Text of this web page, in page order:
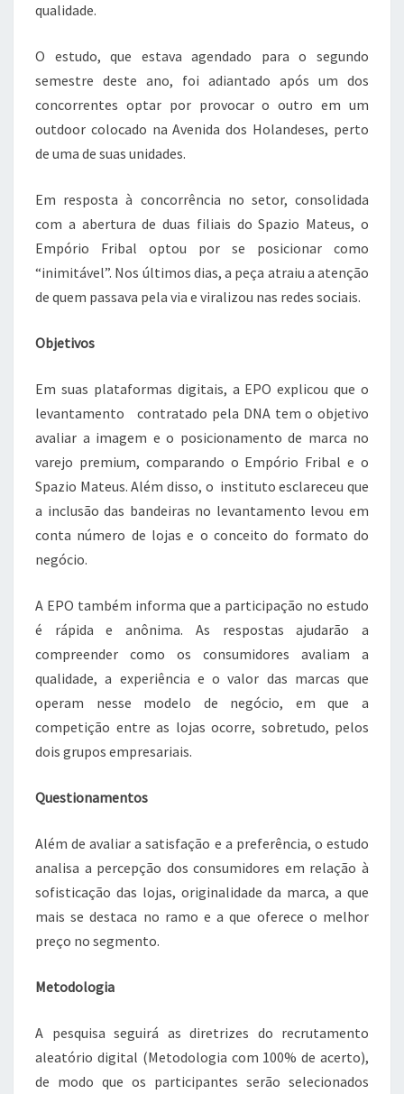
qualidade.
O estudo, que estava agendado para o segundo
semestre deste ano, foi adiantado após um dos
concorrentes optar por provocar o outro em um
outdoor colocado na Avenida dos Holandeses, perto
de uma de suas unidades.
Em resposta à concorrência no setor, consolidada
com a abertura de duas filiais do Spazio Mateus, o
Empório Fribal optou por se posicionar como
“inimitável”. Nos últimos dias, a peça atraiu a atenção
de quem passava pela via e viralizou nas redes sociais.
Objetivos
Em suas plataformas digitais, a EPO explicou que o
levantamento contratado pela DNA tem o objetivo
avaliar a imagem e o posicionamento de marca no
varejo premium, comparando o Empório Fribal e o
Spazio Mateus. Além disso, o instituto esclareceu que
a inclusão das bandeiras no levantamento levou em
conta número de lojas e o conceito do formato do
negócio.
A EPO também informa que a participação no estudo
é rápida e anônima. As respostas ajudarão a
compreender como os consumidores avaliam a
qualidade, a experiência e o valor das marcas que
operam nesse modelo de negócio, em que a
competição entre as lojas ocorre, sobretudo, pelos
dois grupos empresariais.
Questionamentos
Além de avaliar a satisfação e a preferência, o estudo
analisa a percepção dos consumidores em relação à
sofisticação das lojas, originalidade da marca, a que
mais se destaca no ramo e a que oferece o melhor
preço no segmento.
Metodologia
A pesquisa seguirá as diretrizes do recrutamento
aleatório digital (Metodologia com 100% de acerto),
de modo que os participantes serão selecionados